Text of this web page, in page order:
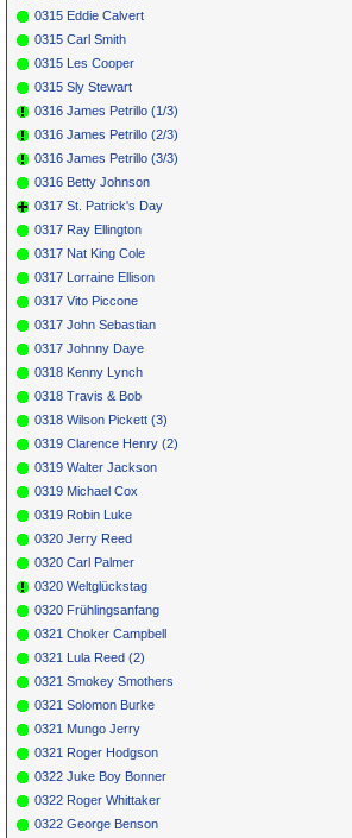
0315 Eddie Calvert
0315 Carl Smith
0315 Les Cooper
0315 Sly Stewart
0316 James Petrillo (1/3)
0316 James Petrillo (2/3)
0316 James Petrillo (3/3)
0316 Betty Johnson
0317 St. Patrick's Day
0317 Ray Ellington
0317 Nat King Cole
0317 Lorraine Ellison
0317 Vito Piccone
0317 John Sebastian
0317 Johnny Daye
0318 Kenny Lynch
0318 Travis & Bob
0318 Wilson Pickett (3)
0319 Clarence Henry (2)
0319 Walter Jackson
0319 Michael Cox
0319 Robin Luke
0320 Jerry Reed
0320 Carl Palmer
0320 Weltglückstag
0320 Frühlingsanfang
0321 Choker Campbell
0321 Lula Reed (2)
0321 Smokey Smothers
0321 Solomon Burke
0321 Mungo Jerry
0321 Roger Hodgson
0322 Juke Boy Bonner
0322 Roger Whittaker
0322 George Benson